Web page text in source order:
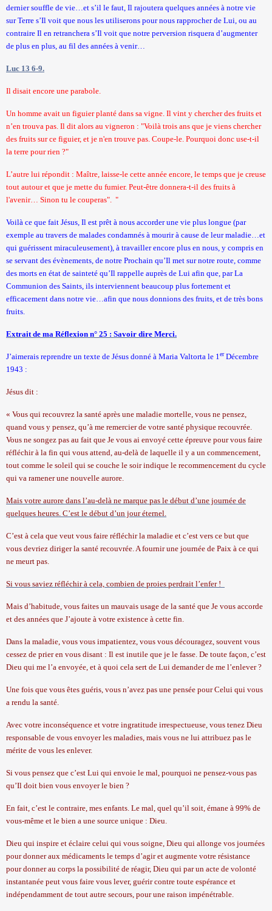
dernier souffle de vie…et s’il le faut, Il rajoutera quelques années à notre vie
sur Terre s’Il voit que nous les utiliserons pour nous rapprocher de Lui, ou au
contraire Il en retranchera s’Il voit que notre perversion risquera d’augmenter
de plus en plus, au fil des années à venir…
Luc 13 6-9.
Il disait encore une parabole.
Un homme avait un figuier planté dans sa vigne. Il vint y chercher des fruits et
n’en trouva pas. Il dit alors au vigneron : "Voilà trois ans que je viens chercher
des fruits sur ce figuier, et je n'en trouve pas. Coupe-le. Pourquoi donc use-t-il
la terre pour rien ?"
L’autre lui répondit : Maître, laisse-le cette année encore, le temps que je creuse
tout autour et que je mette du fumier. Peut-être donnera-t-il des fruits à
l'avenir… Sinon tu le couperas". "
Voilà ce que fait Jésus, Il est prêt à nous accorder une vie plus longue (par
exemple au travers de malades condamnés à mourir à cause de leur maladie…et
qui guérissent miraculeusement), à travailler encore plus en nous, y compris en
se servant des évènements, de notre Prochain qu’Il met sur notre route, comme
des morts en état de sainteté qu’Il rappelle auprès de Lui afin que, par La
Communion des Saints, ils interviennent beaucoup plus fortement et
efficacement dans notre vie…afin que nous donnions des fruits, et de très bons
fruits.
Extrait de ma Réflexion n° 25 : Savoir dire Merci.
J’aimerais reprendre un texte de Jésus donné à Maria Valtorta le 1 erDécembre
1943 :
Jésus dit :
« Vous qui recouvrez la santé après une maladie mortelle, vous ne pensez,
quand vous y pensez, qu’à me remercier de votre santé physique recouvrée.
Vous ne songez pas au fait que Je vous ai envoyé cette épreuve pour vous faire
réfléchir à la fin qui vous attend, au-delà de laquelle il y a un commencement,
tout comme le soleil qui se couche le soir indique le recommencement du cycle
qui va ramener une nouvelle aurore.
Mais votre aurore dans l’au-delà ne marque pas le début d’une journée de
quelques heures. C’est le début d’un jour éternel.
C’est à cela que veut vous faire réfléchir la maladie et c’est vers ce but que
vous devriez diriger la santé recouvrée. A fournir une journée de Paix à ce qui
ne meurt pas.
Si vous saviez réfléchir à cela, combien de proies perdrait l’enfer !
Mais d’habitude, vous faites un mauvais usage de la santé que Je vous accorde
et des années que J’ajoute à votre existence à cette fin.
Dans la maladie, vous vous impatientez, vous vous découragez, souvent vous
cessez de prier en vous disant : Il est inutile que je le fasse. De toute façon, c’est
Dieu qui me l’a envoyée, et à quoi cela sert de Lui demander de me l’enlever ?
Une fois que vous êtes guéris, vous n’avez pas une pensée pour Celui qui vous
a rendu la santé.
Avec votre inconséquence et votre ingratitude irrespectueuse, vous tenez Dieu
responsable de vous envoyer les maladies, mais vous ne lui attribuez pas le
mérite de vous les enlever.
Si vous pensez que c’est Lui qui envoie le mal, pourquoi ne pensez-vous pas
qu’Il doit bien vous envoyer le bien ?
En fait, c’est le contraire, mes enfants. Le mal, quel qu’il soit, émane à 99% de
vous-même et le bien a une source unique : Dieu.
Dieu qui inspire et éclaire celui qui vous soigne, Dieu qui allonge vos journées
pour donner aux médicaments le temps d’agir et augmente votre résistance
pour donner au corps la possibilité de réagir, Dieu qui par un acte de volonté
instantanée peut vous faire vous lever, guérir contre toute espérance et
indépendamment de tout autre secours, pour une raison impénétrable.